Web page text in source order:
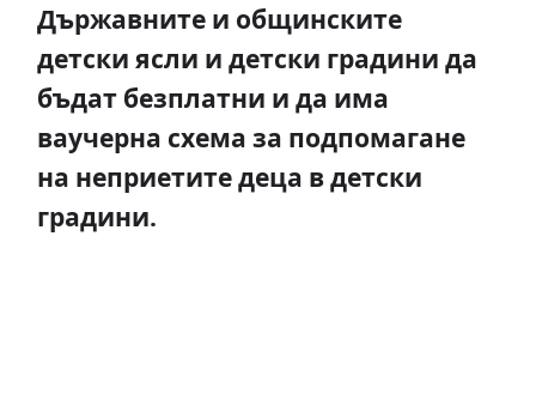
Държавните и общинските
детски ясли и детски градини да
бъдат безплатни и да има
ваучерна схема за подпомагане
на неприетите деца в детски
градини.